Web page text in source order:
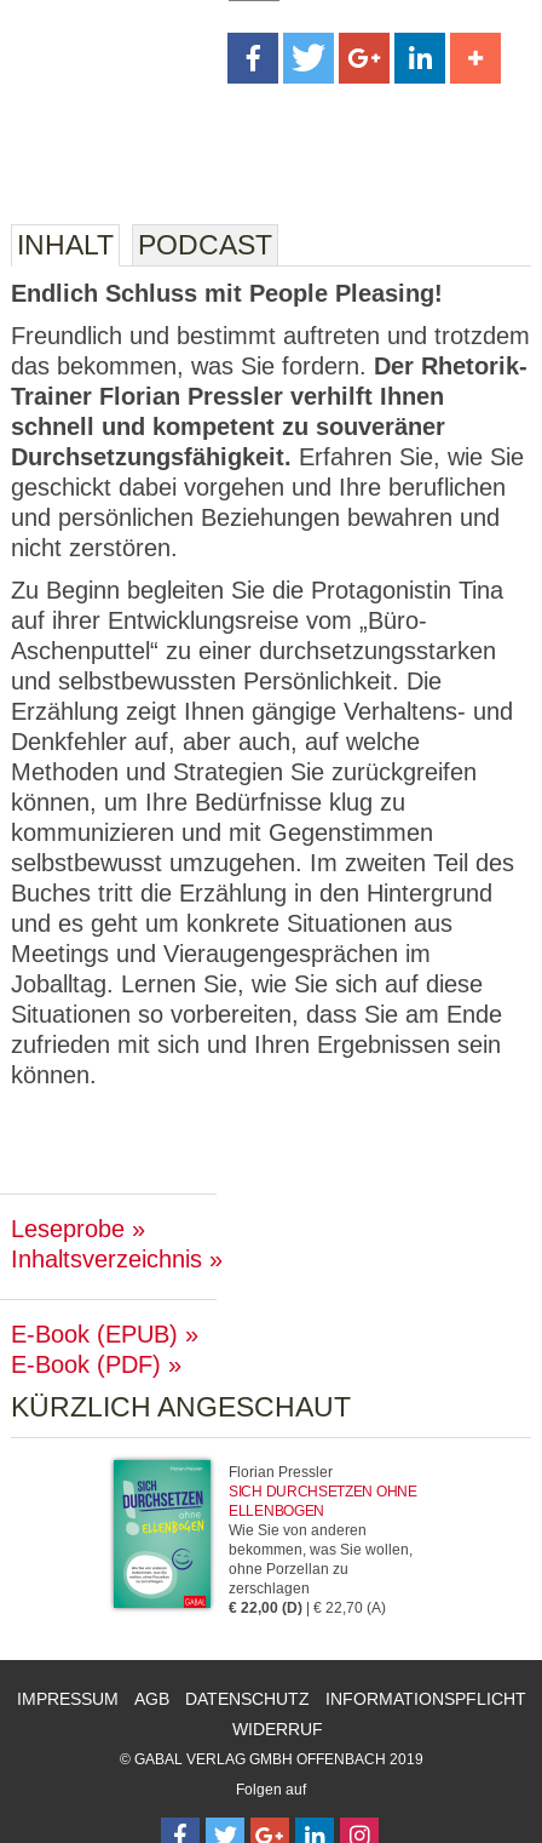
INHALT PODCAST
Endlich Schluss mit People Pleasing!
Freundlich und bestimmt auftreten und trotzdem
das bekommen, was Sie fordern. Der Rhetorik-
Trainer Florian Pressler verhilft Ihnen
schnell und kompetent zu souveräner
Durchsetzungsfähigkeit. Erfahren Sie, wie Sie
geschickt dabei vorgehen und Ihre beruflichen
und persönlichen Beziehungen bewahren und
nicht zerstören.
Zu Beginn begleiten Sie die Protagonistin Tina
auf ihrer Entwicklungsreise vom „Büro-
Aschenputtel“ zu einer durchsetzungsstarken
und selbstbewussten Persönlichkeit. Die
Erzählung zeigt Ihnen gängige Verhaltens- und
Denkfehler auf, aber auch, auf welche
Methoden und Strategien Sie zurückgreifen
können, um Ihre Bedürfnisse klug zu
kommunizieren und mit Gegenstimmen
selbstbewusst umzugehen. Im zweiten Teil des
Buches tritt die Erzählung in den Hintergrund
und es geht um konkrete Situationen aus
Meetings und Vieraugengesprächen im
Joballtag. Lernen Sie, wie Sie sich auf diese
Situationen so vorbereiten, dass Sie am Ende
zufrieden mit sich und Ihren Ergebnissen sein
können.
Leseprobe
Inhaltsverzeichnis
E-Book (EPUB)
E-Book (PDF)
KÜRZLICH ANGESCHAUT
Florian Pressler
SICH DURCHSETZEN OHNE
ELLENBOGEN
Wie Sie von anderen
bekommen, was Sie wollen,
ohne Porzellan zu
zerschlagen
€ 22,00 (D) | € 22,70 (A)
IMPRESSUM AGB DATENSCHUTZ
INFORMATIONSPFLICHT
WIDERRUF
© GABAL VERLAG GMBH OFFENBACH 2019
Folgen auf